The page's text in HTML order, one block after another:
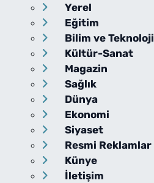
Yerel
Eğitim
Bilim ve Teknoloji
Kültür-Sanat
Magazin
Sağlık
Dünya
Ekonomi
Siyaset
Resmi Reklamlar
Künye
İletişim